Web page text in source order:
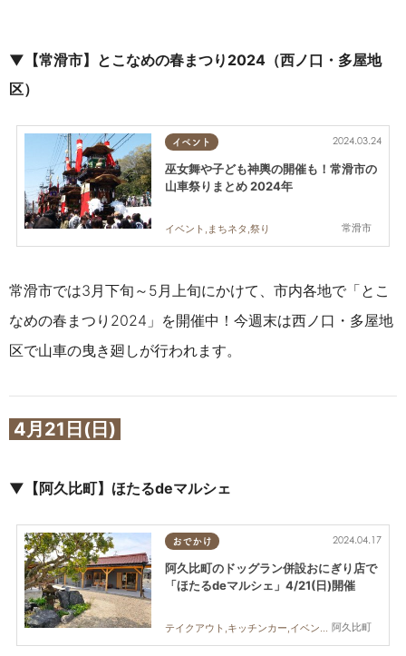
▼ 【常滑市】とこなめの春まつり2024（西ノ口・多屋地
区）
イベント
常滑市
2024.03.24
巫女舞や子ども神輿の開催も！常滑市の
山車祭りまとめ 2024年
イベント,まちネタ,祭り
常滑市では3月下旬～5月上旬にかけて、市内各地で「とこ
なめの春まつり2024」を開催中！ 今週末は西ノ口・多屋地
区で山車の曳き廻しが行われます。
4月21日(日)
▼ 【阿久比町】ほたるdeマルシェ
おでかけ
阿久比町
2024.04.17
阿久比町のドッグラン併設おにぎり店で
「ほたるdeマルシェ」4/21(日)開催